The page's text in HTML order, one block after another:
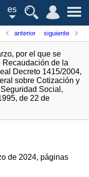
es
anterior siguiente
por el que se
de la
Decreto 1415/2004,
sobre Cotización y
Social,
de 22 de
de 2024, páginas